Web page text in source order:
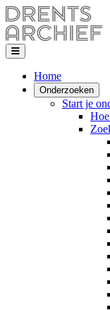
Home
Onderzoeken
Start je